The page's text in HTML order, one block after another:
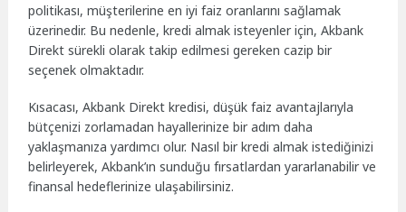
politikası, müşterilerine en iyi faiz oranlarını sağlamak
üzerinedir. Bu nedenle, kredi almak isteyenler için, Akbank
Direkt sürekli olarak takip edilmesi gereken cazip bir
seçenek olmaktadır.
Kısacası, Akbank Direkt kredisi, düşük faiz avantajlarıyla
bütçenizi zorlamadan hayallerinize bir adım daha
yaklaşmanıza yardımcı olur. Nasıl bir kredi almak istediğinizi
belirleyerek, Akbank’ın sunduğu fırsatlardan yararlanabilir ve
finansal hedeflerinize ulaşabilirsiniz.